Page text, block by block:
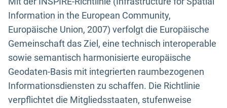
Information in the European Community,
Europäische Union, 2007) verfolgt die Europäische
Gemeinschaft das Ziel, eine technisch interoperable
sowie semantisch harmonisierte europäische
Geodaten-Basis mit integrierten raumbezogenen
Informationsdiensten zu schaffen. Die Richtlinie
verpflichtet die Mitgliedsstaaten, stufenweise